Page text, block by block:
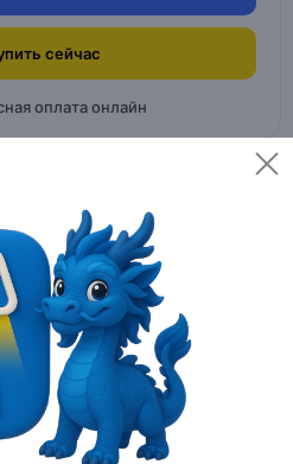
сейчас
оплата онлайн
conversation
4/5
рейтинг товаров